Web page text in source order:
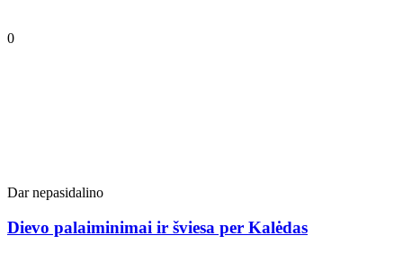
0
Dar nepasidalino
Dievo palaiminimai ir šviesa per Kalėdas